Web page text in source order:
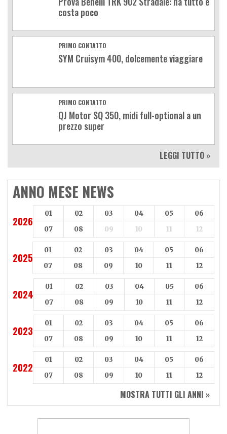
costa poco
PRIMO CONTATTO
SYM Cruisym 400, dolcemente viaggiare
PRIMO CONTATTO
QJ Motor SQ 350, midi full-optional a un
prezzo super
LEGGI TUTTO »
ANNO MESE NEWS
2026
01 02 03 04 05
06
07
08 09 10 11 12
2025
01 02 03 04 05
06
07
08 09 10 11 12
2024
01 02 03 04 05
06
07
08 09 10 11 12
2023
01 02 03 04 05
06
07
08 09 10 11 12
2022
01 02 03 04 05
06
07
08 09 10 11 12
MOSTRA TUTTI GLI ANNI »